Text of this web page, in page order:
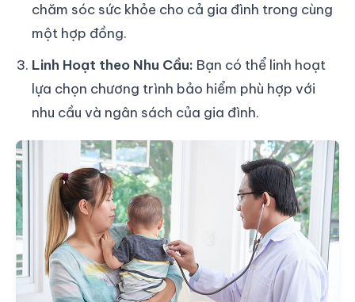
chăm sóc sức khỏe cho cả gia đình trong cùng
một hợp đồng.
Linh Hoạt theo Nhu Cầu: Bạn có thể linh hoạt
lựa chọn chương trình bảo hiểm phù hợp với
nhu cầu và ngân sách của gia đình.